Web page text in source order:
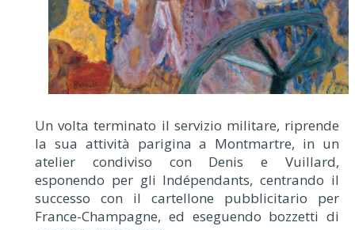
Un volta terminato il servizio militare, riprende
la sua attività parigina a Montmartre, in un
atelier condiviso con Denis e Vuillard,
esponendo per gli Indépendants, centrando il
successo con il cartellone pubblicitario per
France-Champagne, ed eseguendo bozzetti di